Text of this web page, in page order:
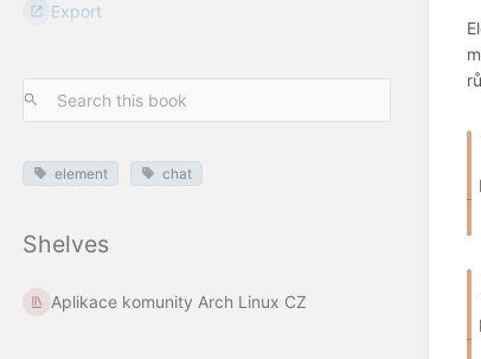
Export
element chat
Shelves
Aplikace komunity Arch Linux CZ